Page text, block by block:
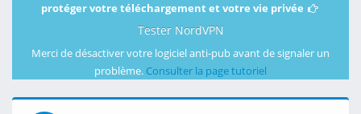
protéger votre téléchargement et votre vie privée
Tester NordVPN
Merci de désactiver votre logiciel anti-pub avant de signaler un
problème. Consulter la page tutoriel